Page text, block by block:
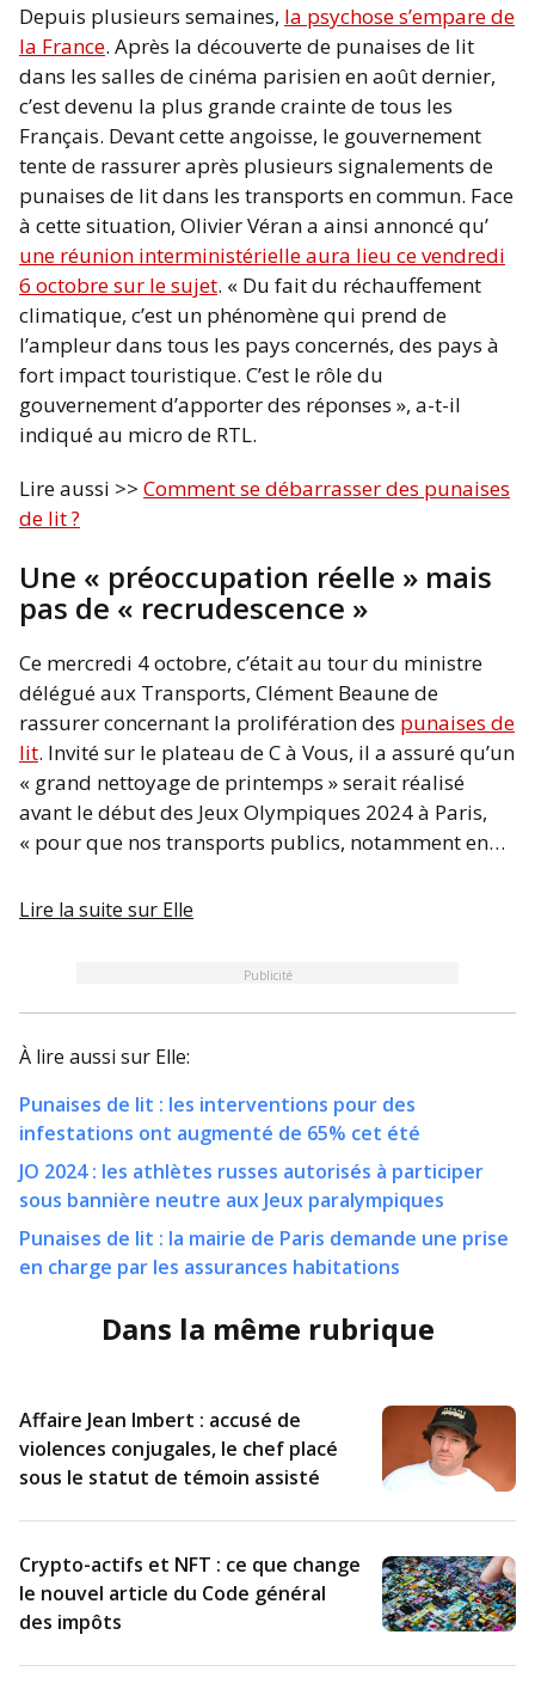
Depuis plusieurs semaines, la psychose s’empare de
la France. Après la découverte de punaises de lit
dans les salles de cinéma parisien en août dernier,
c’est devenu la plus grande crainte de tous les
Français. Devant cette angoisse, le gouvernement
tente de rassurer après plusieurs signalements de
punaises de lit dans les transports en commun. Face
à cette situation, Olivier Véran a ainsi annoncé qu’
une réunion interministérielle aura lieu ce vendredi
6 octobre sur le sujet. « Du fait du réchauffement
climatique, c’est un phénomène qui prend de
l’ampleur dans tous les pays concernés, des pays à
fort impact touristique. C’est le rôle du
gouvernement d’apporter des réponses », a-t-il
indiqué au micro de RTL.
Lire aussi >> Comment se débarrasser des punaises
de lit ?
Une « préoccupation réelle » mais
pas de « recrudescence »
Ce mercredi 4 octobre, c’était au tour du ministre
délégué aux Transports, Clément Beaune de
rassurer concernant la prolifération des punaises de
lit. Invité sur le plateau de C à Vous, il a assuré qu’un
« grand nettoyage de printemps » serait réalisé
avant le début des Jeux Olympiques 2024 à Paris,
« pour que nos transports publics, notamment en…
Lire la suite sur Elle
Publicité
À lire aussi sur Elle:
Punaises de lit : les interventions pour des
infestations ont augmenté de 65% cet été
JO 2024 : les athlètes russes autorisés à participer
sous bannière neutre aux Jeux paralympiques
Punaises de lit : la mairie de Paris demande une prise
en charge par les assurances habitations
Dans la même rubrique
Affaire Jean Imbert : accusé de
violences conjugales, le chef placé
sous le statut de témoin assisté
Crypto-actifs et NFT : ce que change
le nouvel article du Code général
des impôts